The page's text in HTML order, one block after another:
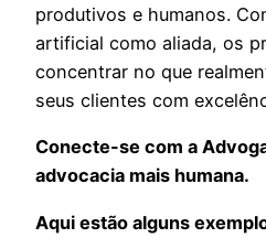
produtivos e humanos.
artificial como aliada, os
concentrar no que
seus clientes com
Conecte-se com a
advocacia mais humana.
Aqui estão alguns